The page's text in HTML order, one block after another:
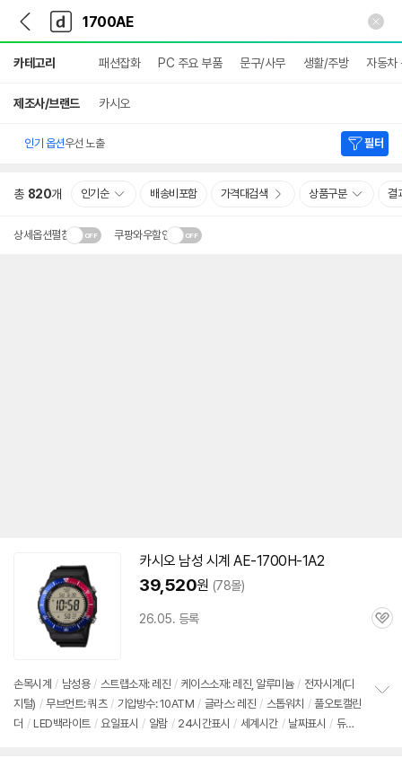
다
나
와
가
기
다
와
메
인
카테고리 패션잡화 PC 주요 부품 문구/사무 생활/주방 자동차
제조사/브랜드 카시오
인기 옵션우선 노출 필터
총 820개 인기순 배송비포함 가격대검색 상품구분 결
상세옵션펼침 쿠팡와우할인
카시오 남성 시계 AE-1700H-1A2
39,520원 (78몰)
26.05. 등록
관
손목시계 / 남성용 / 스트랩소재: 레진 / 케이스소재: 레진, 알루미늄 / 전자시계(디
지털) / 무브먼트: 쿼츠 / 기압방수: 10ATM / 글라스: 레진 / 스톱워치 / 풀오토캘린
더 / LED백라이트 / 요일표시 / 알람 / 24시간표시 / 세계시간 / 날짜표시 / 듀얼